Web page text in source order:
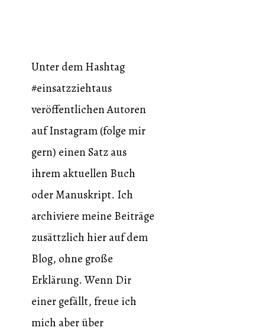
Unter dem Hashtag
#einsatzziehtaus
veröffentlichen Autoren
auf Instagram (folge mir
gern) einen Satz aus
ihrem aktuellen Buch
oder Manuskript. Ich
archiviere meine Beiträge
zusättzlich hier auf dem
Blog, ohne große
Erklärung. Wenn Dir
einer gefällt, freue ich
mich aber über